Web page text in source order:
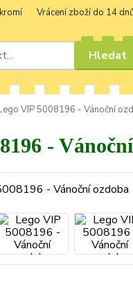
Vrácení zboží do 14
Hledat
VIP 5008196 - Vánoční
-